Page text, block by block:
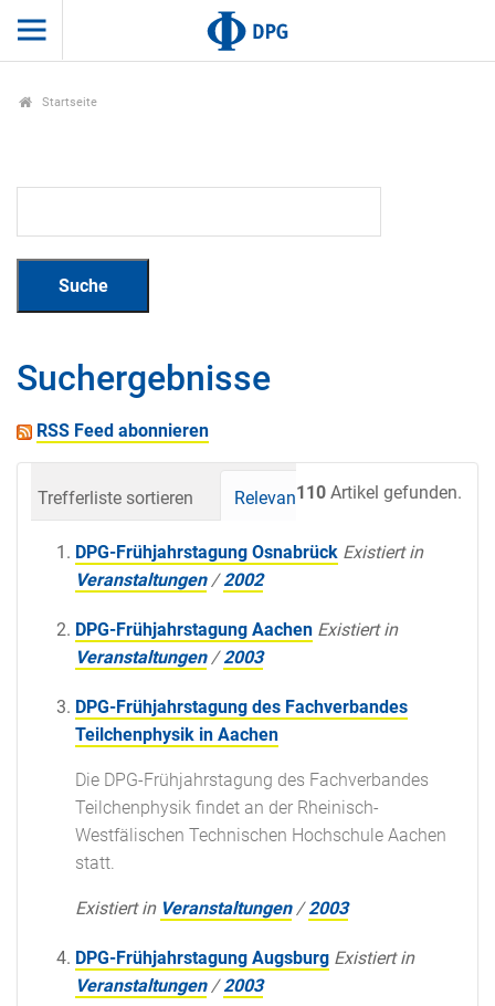
Startseite
Suchergebnisse
RSS Feed abonnieren
110 Artikel gefunden.
Trefferliste sortieren Relevanz Datum
DPG-Frühjahrstagung Osnabrück Existiert in
Veranstaltungen /2002
DPG-Frühjahrstagung Aachen Existiert in
Veranstaltungen /2003
DPG-Frühjahrstagung des Fachverbandes
Teilchenphysik in Aachen
Die DPG-Frühjahrstagung des Fachverbandes
Teilchenphysik findet an der Rheinisch-
Westfälischen Technischen Hochschule Aachen
statt.
Existiert in Veranstaltungen /2003
DPG-Frühjahrstagung Augsburg Existiert in
Veranstaltungen /2003